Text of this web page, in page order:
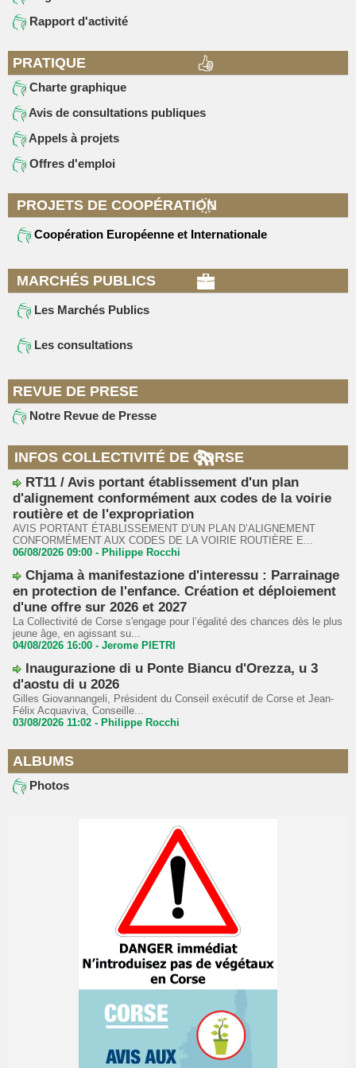
Rapport d'activité
PRATIQUE
Charte graphique
Avis de consultations publiques
Appels à projets
Offres d'emploi
PROJETS DE COOPÉRATION
Coopération Européenne et Internationale
MARCHÉS PUBLICS
Les Marchés Publics
Les consultations
REVUE DE PRESE
Notre Revue de Presse
INFOS COLLECTIVITÉ DE CORSE
RT11 / Avis portant établissement d'un plan
d'alignement conformément aux codes de la voirie
routière et de l'expropriation
AVIS PORTANT ÉTABLISSEMENT D’UN PLAN D’ALIGNEMENT
CONFORMÉMENT AUX CODES DE LA VOIRIE ROUTIÈRE E...
06/08/2026 09:00 - Philippe Rocchi
Chjama à manifestazione d'interessu : Parrainage
en protection de l'enfance. Création et déploiement
d'une offre sur 2026 et 2027
La Collectivité de Corse s'engage pour l’égalité des chances dès le plus
jeune âge, en agissant su...
04/08/2026 16:00 - Jerome PIETRI
Inaugurazione di u Ponte Biancu d'Orezza, u 3
d'aostu di u 2026
Gilles Giovannangeli, Président du Conseil exécutif de Corse et Jean-
Félix Acquaviva, Conseille...
03/08/2026 11:02 - Philippe Rocchi
ALBUMS
Photos